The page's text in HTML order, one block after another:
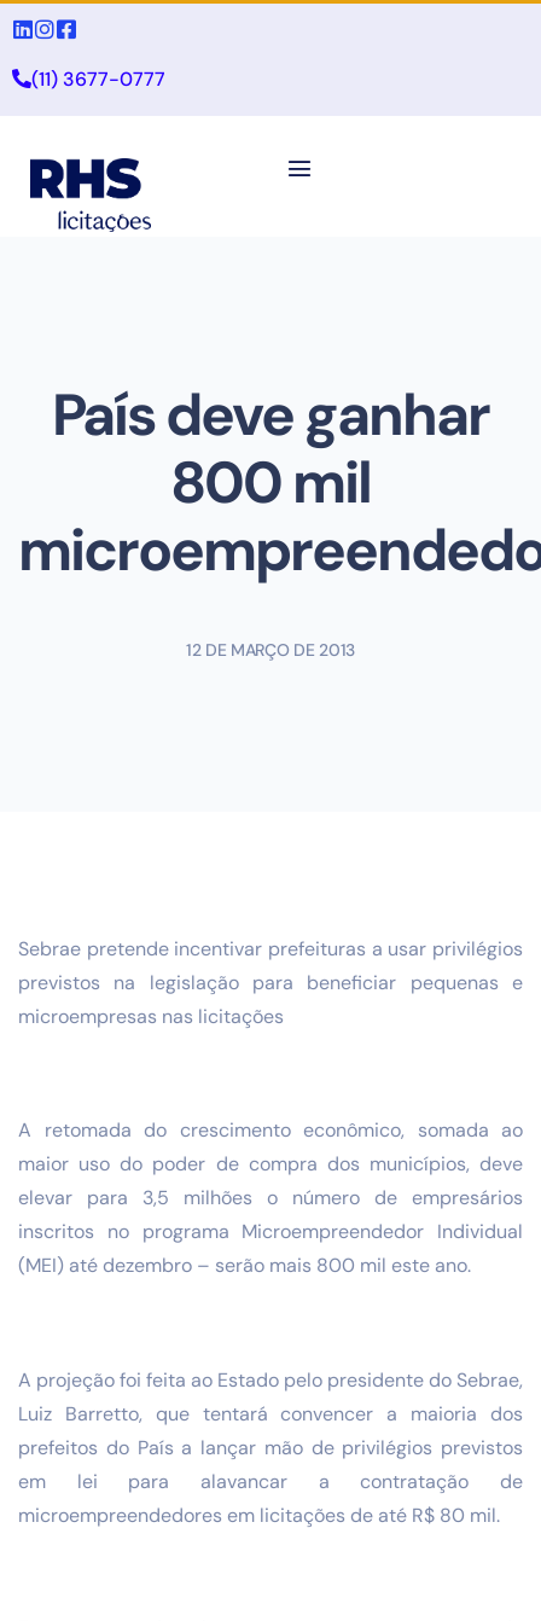
(11) 3677-0777
País deve ganhar
800 mil
12 DE MARÇO DE 2013
Sebrae pretende incentivar prefeituras a usar privilégios
previstos na legislação para beneficiar pequenas e
microempresas nas licitações
A retomada do crescimento econômico, somada ao
maior uso do poder de compra dos municípios, deve
elevar para 3,5 milhões o número de empresários
inscritos no programa Microempreendedor Individual
(MEI) até dezembro – serão mais 800 mil este ano.
A projeção foi feita ao Estado pelo presidente do Sebrae,
Luiz Barretto, que tentará convencer a maioria dos
prefeitos do País a lançar mão de privilégios previstos
em lei para alavancar a contratação de
microempreendedores em licitações de até R$ 80 mil.